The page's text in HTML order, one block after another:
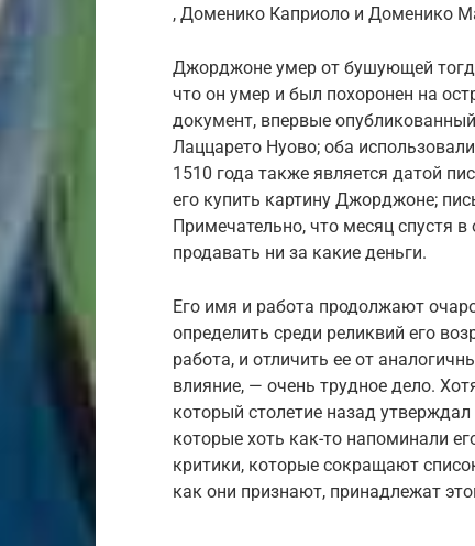
, Доменико Каприоло и Доменико
Джорджоне умер от бушующей
что он умер и был похоронен на
документ, впервые
Лаццарето Нуово; оба
1510 года также является датой
его купить картину Джорджоне;
Примечательно, что месяц спустя в
продавать ни за какие деньги.
Его имя и работа продолжают
определить среди реликвий его
работа, и отличить ее от
влияние, — очень трудное дело.
который столетие назад
которые хоть как-то напоминали
критики, которые сокращают
как они признают, принадлежат